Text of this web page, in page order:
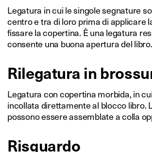
Legatura in cui le singole segnature
centro e tra di loro prima di applicare
fissare la copertina. È una legatura
consente una buona apertura del libro.
Rilegatura in
Legatura con copertina morbida, in
incollata direttamente al blocco libro.
possono essere assemblate a colla
Risguardo